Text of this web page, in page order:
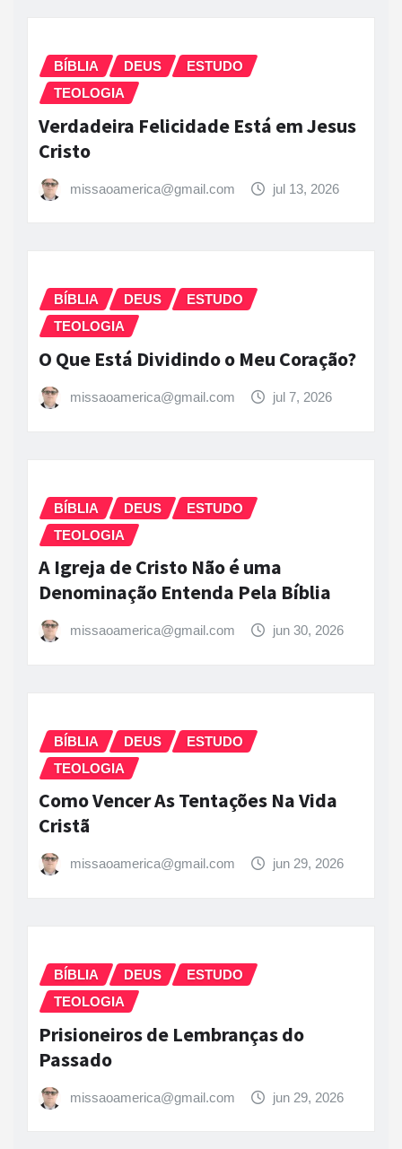
BÍBLIA DEUS
ESTUDO
TEOLOGIA
Verdadeira Felicidade Está em Jesus
Cristo
missaoamerica@gmail.com jul 13, 2026
BÍBLIA DEUS
ESTUDO
TEOLOGIA
O Que Está Dividindo o Meu Coração?
missaoamerica@gmail.com jul 7, 2026
BÍBLIA DEUS
ESTUDO
TEOLOGIA
A Igreja de Cristo Não é uma
Denominação Entenda Pela Bíblia
missaoamerica@gmail.com jun 30, 2026
BÍBLIA DEUS
ESTUDO
TEOLOGIA
Como Vencer As Tentações Na Vida
Cristã
missaoamerica@gmail.com jun 29, 2026
BÍBLIA DEUS
ESTUDO
TEOLOGIA
Prisioneiros de Lembranças do
Passado
missaoamerica@gmail.com jun 29, 2026